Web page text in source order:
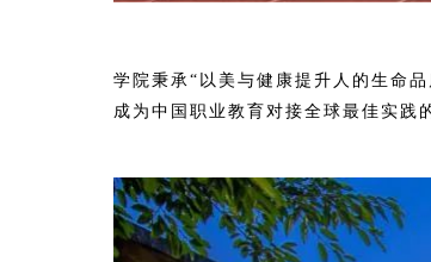
学院秉承“以美与健康提升人的生命
成为中国职业教育对接全球最佳实践